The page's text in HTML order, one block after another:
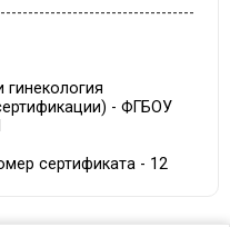
- ФГБОУ
сертификата - 12